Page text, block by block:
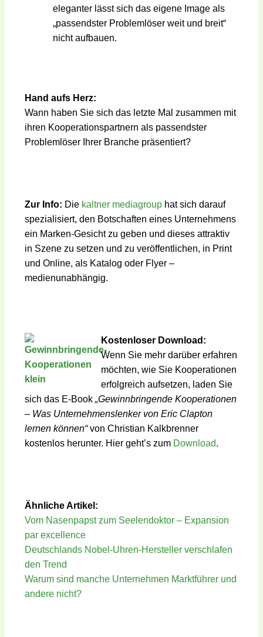
eleganter lässt sich das eigene Image als
„passendster Problemlöser weit und breit“
nicht aufbauen.
Hand aufs Herz:
Wann haben Sie sich das letzte Mal zusammen mit
ihren Kooperationspartnern als passendster
Problemlöser Ihrer Branche präsentiert?
Zur Info: Die kaltner mediagroup hat sich darauf
spezialisiert, den Botschaften eines Unternehmens
ein Marken-Gesicht zu geben und dieses attraktiv
in Szene zu setzen und zu veröffentlichen, in Print
und Online, als Katalog oder Flyer –
medienunabhängig.
Kostenloser Download:
Wenn Sie mehr darüber erfahren
möchten, wie Sie Kooperationen
erfolgreich aufsetzen, laden Sie
sich das E-Book „Gewinnbringende Kooperationen
– Was Unternehmenslenker von Eric Clapton
lernen können“von Christian Kalkbrenner
kostenlos herunter. Hier geht’s zum Download.
Ähnliche Artikel:
Vom Nasenpapst zum Seelendoktor – Expansion
par excellence
Deutschlands Nobel-Uhren-Hersteller verschlafen
den Trend
Warum sind manche Unternehmen Marktführer und
andere nicht?